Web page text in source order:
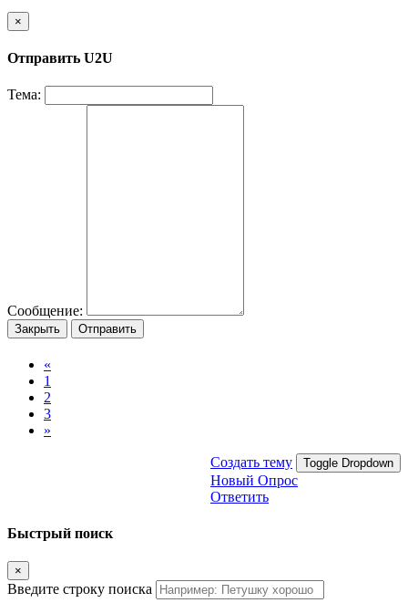
×
Отправить U2U
Тема:
Сообщение:
Закрыть Отправить
«
1
2
3
»
Создать тему Toggle Dropdown
Новый Опрос
Ответить
Быстрый поиск
×
Введите строку поиска